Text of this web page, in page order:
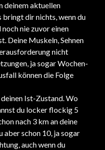
deinem aktuellen
bringt dir nichts, wenn du
nie zuvor einen
Deine Muskeln, Sehnen
nicht
ja sogar Wochen-
können die Folge
Ist-Zustand. Wo
du locker flockig 5
nach 3 km an deine
aber schon 10, ja sogar
auch wenn du